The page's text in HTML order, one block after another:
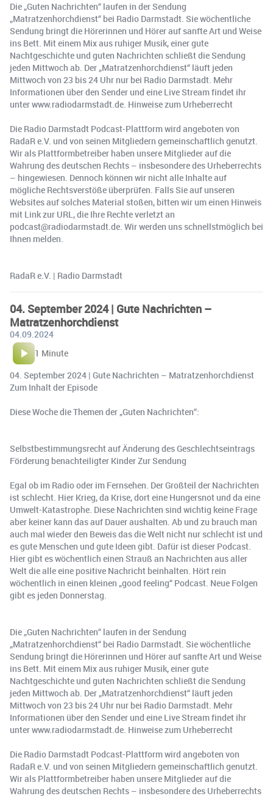
Die „Guten Nachrichten“ laufen in der Sendung
„Matratzenhorchdienst“ bei Radio Darmstadt. Sie wöchentliche
Sendung bringt die Hörerinnen und Hörer auf sanfte Art und Weise
ins Bett. Mit einem Mix aus ruhiger Musik, einer gute
Nachtgeschichte und guten Nachrichten schließt die Sendung
jeden Mittwoch ab. Der „Matratzenhorchdienst“ läuft jeden
Mittwoch von 23 bis 24 Uhr nur bei Radio Darmstadt. Mehr
Informationen über den Sender und eine Live Stream findet ihr
unter www.radiodarmstadt.de. Hinweise zum Urheberrecht
Die Radio Darmstadt Podcast-Plattform wird angeboten von
RadaR e.V. und von seinen Mitgliedern gemeinschaftlich genutzt.
Wir als Plattformbetreiber haben unsere Mitglieder auf die
Wahrung des deutschen Rechts – insbesondere des Urheberrechts
– hingewiesen. Dennoch können wir nicht alle Inhalte auf
mögliche Rechtsverstöße überprüfen. Falls Sie auf unseren
Websites auf solches Material stoßen, bitten wir um einen Hinweis
mit Link zur URL, die Ihre Rechte verletzt an
podcast@radiodarmstadt.de. Wir werden uns schnellstmöglich bei
Ihnen melden.
RadaR e.V. | Radio Darmstadt
04. September 2024 | Gute Nachrichten –
Matratzenhorchdienst
04.09.2024
1 Minute
04. September 2024 | Gute Nachrichten – Matratzenhorchdienst
Zum Inhalt der Episode
Diese Woche die Themen der „Guten Nachrichten“:
Selbstbestimmungsrecht auf Änderung des Geschlechtseintrags
Förderung benachteiligter Kinder Zur Sendung
Egal ob im Radio oder im Fernsehen. Der Großteil der Nachrichten
ist schlecht. Hier Krieg, da Krise, dort eine Hungersnot und da eine
Umwelt-Katastrophe. Diese Nachrichten sind wichtig keine Frage
aber keiner kann das auf Dauer aushalten. Ab und zu brauch man
auch mal wieder den Beweis das die Welt nicht nur schlecht ist und
es gute Menschen und gute Ideen gibt. Dafür ist dieser Podcast.
Hier gibt es wöchentlich einen Strauß an Nachrichten aus aller
Welt die alle eine positive Nachricht beinhalten. Hört rein
wöchentlich in einen kleinen „good feeling“ Podcast. Neue Folgen
gibt es jeden Donnerstag.
Die „Guten Nachrichten“ laufen in der Sendung
„Matratzenhorchdienst“ bei Radio Darmstadt. Sie wöchentliche
Sendung bringt die Hörerinnen und Hörer auf sanfte Art und Weise
ins Bett. Mit einem Mix aus ruhiger Musik, einer gute
Nachtgeschichte und guten Nachrichten schließt die Sendung
jeden Mittwoch ab. Der „Matratzenhorchdienst“ läuft jeden
Mittwoch von 23 bis 24 Uhr nur bei Radio Darmstadt. Mehr
Informationen über den Sender und eine Live Stream findet ihr
unter www.radiodarmstadt.de. Hinweise zum Urheberrecht
Die Radio Darmstadt Podcast-Plattform wird angeboten von
RadaR e.V. und von seinen Mitgliedern gemeinschaftlich genutzt.
Wir als Plattformbetreiber haben unsere Mitglieder auf die
Wahrung des deutschen Rechts – insbesondere des Urheberrechts